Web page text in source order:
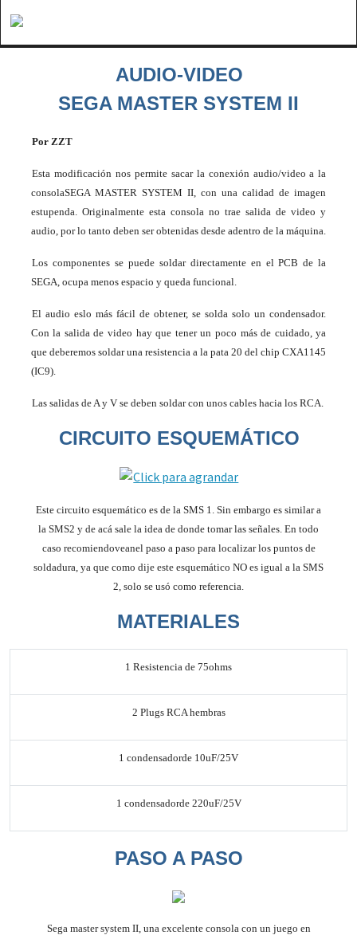
AUDIO-VIDEO
SEGA MASTER SYSTEM II
Por ZZT
Esta modificación nos permite sacar la conexión audio/video a la
consolaSEGA MASTER SYSTEM II, con una calidad de imagen
estupenda. Originalmente esta consola no trae salida de video y
audio, por lo tanto deben ser obtenidas desde adentro de la máquina.
Los componentes se puede soldar directamente en el PCB de la
SEGA, ocupa menos espacio y queda funcional.
El audio eslo más fácil de obtener, se solda solo un condensador.
Con la salida de video hay que tener un poco más de cuidado, ya
que deberemos soldar una resistencia a la pata 20 del chip CXA1145
(IC9).
Las salidas de A y V se deben soldar con unos cables hacia los RCA.
CIRCUITO ESQUEMÁTICO
Este circuito esquemático es de la SMS 1. Sin embargo es similar a
la SMS2 y de acá sale la idea de donde tomar las señales. En todo
caso recomiendoveanel paso a paso para localizar los puntos de
soldadura, ya que como dije este esquemático NO es igual a la SMS
2, solo se usó como referencia.
MATERIALES
1 Resistencia de 75ohms
2 Plugs RCA hembras
1 condensadorde 10uF/25V
1 condensadorde 220uF/25V
PASO A PASO
Sega master system II, una excelente consola con un juego en